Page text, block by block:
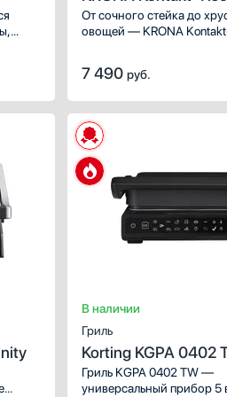
без
1800W
От сочного стейка до
овощей — KRONA
компактный и мощный
любимыми блюдами,
приготовленными на
время года, не выходя из
7 490 руб.
В наличии
Гриль
Korting KGPA 0402
Гриль KGPA 0402 TW —
универсальный прибор 5